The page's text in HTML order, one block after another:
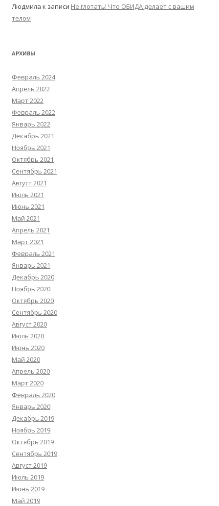
Людмила к записи Не глотать! Что ОБИДА делает с вашим
телом
АРХИВЫ
Февраль 2024
Апрель 2022
Март 2022
Февраль 2022
Январь 2022
Декабрь 2021
Ноябрь 2021
Октябрь 2021
Сентябрь 2021
Август 2021
Июль 2021
Июнь 2021
Май 2021
Апрель 2021
Март 2021
Февраль 2021
Январь 2021
Декабрь 2020
Ноябрь 2020
Октябрь 2020
Сентябрь 2020
Август 2020
Июль 2020
Июнь 2020
Май 2020
Апрель 2020
Март 2020
Февраль 2020
Январь 2020
Декабрь 2019
Ноябрь 2019
Октябрь 2019
Сентябрь 2019
Август 2019
Июль 2019
Июнь 2019
Май 2019